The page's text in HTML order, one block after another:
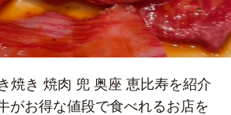
焼き 焼肉 兜 奥座 恵比寿を紹介
がお得な値段で食べれるお店を